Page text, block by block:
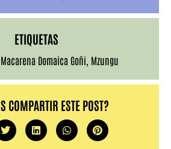
ETIQUETAS
Macarena Domaica Goñi Mzungu
COMPARTIR ESTE POST?